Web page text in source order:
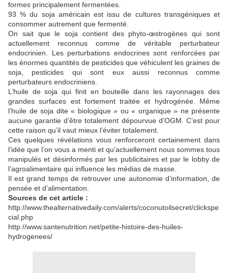
formes principalement fermentées.
93 % du soja américain est issu de cultures transgéniques et
consommer autrement que fermenté.
On sait que le soja contient des phyto-œstrogènes qui sont
actuellement reconnus comme de véritable perturbateur
endocrinien. Les perturbations endocrines sont renforcées par
les énormes quantités de pesticides que véhiculent les graines de
soja, pesticides qui sont eux aussi reconnus comme
perturbateurs endocriniens.
L’huile de soja qui finit en bouteille dans les rayonnages des
grandes surfaces est fortement traitée et hydrogénée. Même
l’huile de soja dite « biologique » ou « organique » ne présente
aucune garantie d’être totalement dépourvue d’OGM. C’est pour
cette raison qu’il vaut mieux l’éviter totalement.
Ces quelques révélations vous renforceront certainement dans
l’idée que l’on vous a menti et qu’actuellement nous sommes tous
manipulés et désinformés par les publicitaires et par le lobby de
l’agroalimentaire qui influence les médias de masse.
Il est grand temps de retrouver une autonomie d’information, de
pensée et d’alimentation.
Sources de cet article :
http://www.thealternativedaily.com/alerts/coconutoilsecret/clickspe
cial.php
http://www.santenutrition.net/petite-histoire-des-huiles-
hydrogenees/